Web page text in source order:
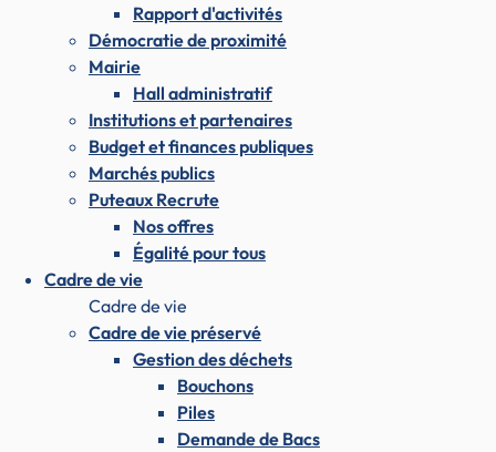
Rapport d'activités
Démocratie de proximité
Mairie
Hall administratif
Institutions et partenaires
Budget et finances publiques
Marchés publics
Puteaux Recrute
Nos offres
Égalité pour tous
Cadre de vie
Cadre de vie
Cadre de vie préservé
Gestion des déchets
Bouchons
Piles
Demande de Bacs